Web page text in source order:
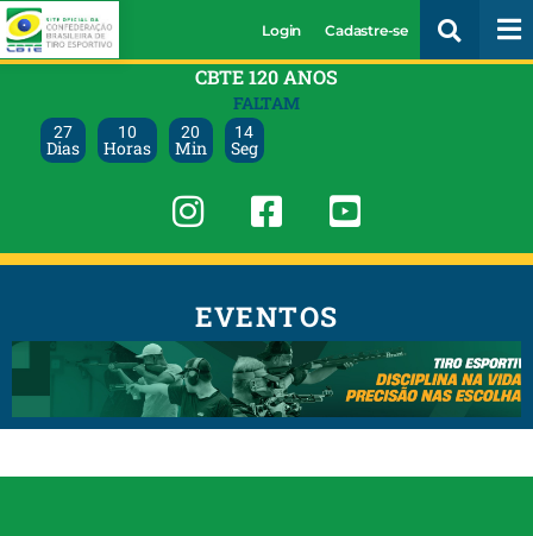
Login Cadastre-se
CBTE 120 ANOS
FALTAM
27
Dias
10
Horas
20
Min
13
Seg
EVENTOS